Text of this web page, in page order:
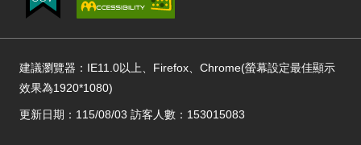
建議瀏覽器：IE11.0以上、Firefox、Chrome(螢幕設定最佳顯示
效果為1920*1080)
更新日期：115/08/03 訪客人數：153015083